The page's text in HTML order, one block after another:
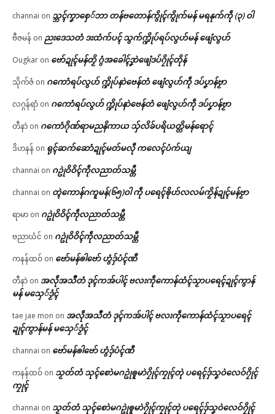
channai on သ္ဘၚ်ကၞာစှေ်ဘာ တန်ဗတောန်ကွိုၚ်ကွိုက်မန် မရနုက်ကဵု (၃) ဝါ
ဗီဇမန် on ညးဒေသတံ ဒးထံက်ပၚ် သွက်က္ဍိုပ်ရပ်လွဟ်မန် ဖျေံလွဟ်
Ougkar on ဗော်ဍုၚ်မန်တၟိ ဂွံအခေါၚ်ဒၞာဲဖျေံဒပ်ဂၠိုၚ်တိုန်
သိုက်ဇံ on ဂကောံရပ်လွဟ် က္ဍိုပ်နာဲဗေန်တံ ဖျေံလွဟ်ကဵု ဒပ်ပၞာန်ဗၟာ
လဂ္ဂန်ရာံ on ဂကောံရပ်လွဟ် က္ဍိုပ်နာဲဗေန်တံ ဖျေံလွဟ်ကဵု ဒပ်ပၞာန်ဗၟာ
တီနာဲ on ဂကောံဂိုဏ်ရာမညနိကာယ သှ်လိခ်ပရိယတ္တိမန်ရောၚ်
ဒိဟနန် on ရုၚ်ဆက်ဆောံဍုၚ်မတ်မလီု ကလေၚ်ပံက်ယျ
channai on ဂဥုဲဝိဝိၚ်ကဵုလညာတ်သမ္တီ
channai on တ္ၚဲကောန်ဂကူမန်(၆၅)ဝါ ကဵု ပရေၚ်ၜိုဟ်လလမ်ကၟိန်ဍုၚ်မန်ဗၟာ
ရာမာ on ဂဥုဲဝိဝိၚ်ကဵုလညာတ်သမ္တီ
ဗညာဃံင် on ဂဥုဲဝိဝိၚ်ကဵုလညာတ်သမ္တီ
ကနန်ထဝ် on ဗော်မန်ၜါဗော် ဟွံဒှ်ပံၚ်ဏီ
တီနာဲ on အလဵုအသဳတံ ဒုၚ်ကအ်ပါၚ် ဗလးကဵုကောန်ထံၚ်သၟာပရေၚ်ဍုၚ်ကွာန်
မန် မသှေ်ဒၟံၚ်
tae jae mon on အလဵုအသဳတံ ဒုၚ်ကအ်ပါၚ် ဗလးကဵုကောန်ထံၚ်သၟာပရေၚ်
ဍုၚ်ကွာန်မန် မသှေ်ဒၟံၚ်
channai on ဗော်မန်ၜါဗော် ဟွံဒှ်ပံၚ်ဏီ
ကနန်ထဝ် on သၟတ်တံ သုၚ်စောဲမဂဥုဲၜူမာဲဂၠိုၚ်ကၠုၚ်တုဲ ပရေၚ်ဒှ်သၞဝဲလေဝ်ဂၠိုၚ်
ကၠုၚ်
channai on သၟတ်တံ သုၚ်စောဲမဂဥုဲၜူမာဲဂၠိုၚ်ကၠုၚ်တုဲ ပရေၚ်ဒှ်သၞဝဲလေဝ်ဂၠိုၚ်